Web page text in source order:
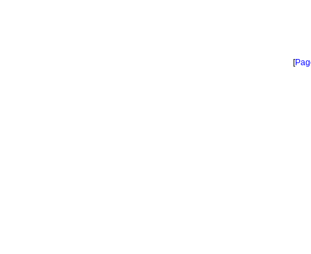
[